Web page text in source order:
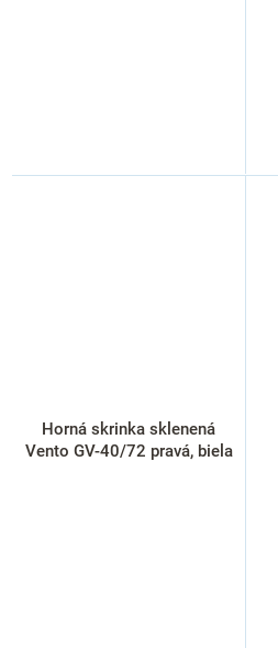
Horná skrinka sklenená
Vento GV-40/72 pravá, biela